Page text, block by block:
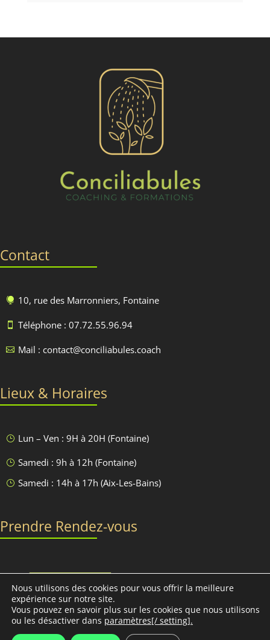
Contact
 10, rue des Marronniers, Fontaine
 Téléphone : 07.72.55.96.94
 Mail : contact@conciliabules.coach
Lieux & Horaires
} Lun – Ven : 9H à 20H (Fontaine)
} Samedi : 9h à 12h (Fontaine)
} Samedi : 14h à 17h (Aix-Les-Bains)
Prendre Rendez-vous
Discutons-en
Conciliabules, Nathalie MORAND © 2013-2030 - Tous droits
Nous utilisons des cookies pour vous offrir la meilleure
expérience sur notre site.
Vous pouvez en savoir plus sur les cookies que nous utilisons
ou les désactiver dans paramètres[/ setting].